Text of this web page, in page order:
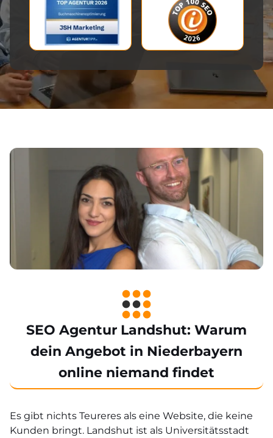
SEO Agentur Landshut: Warum
dein Angebot in Niederbayern
online niemand findet
Es gibt nichts Teureres als eine Website, die keine
Kunden bringt. Landshut ist als Universitätsstadt